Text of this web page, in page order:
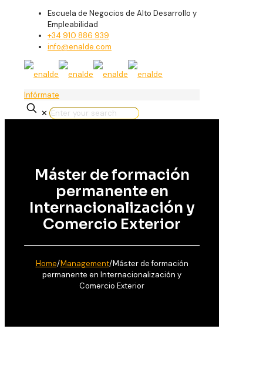
Escuela de Negocios de Alto Desarrollo y
Empleabilidad
+34 910 886 939
info@enalde.com
Infórmate
✕
Máster de formación
permanente en
Internacionalización y
Comercio Exterior
Home/Management/Máster de formación
permanente en Internacionalización y
Comercio Exterior